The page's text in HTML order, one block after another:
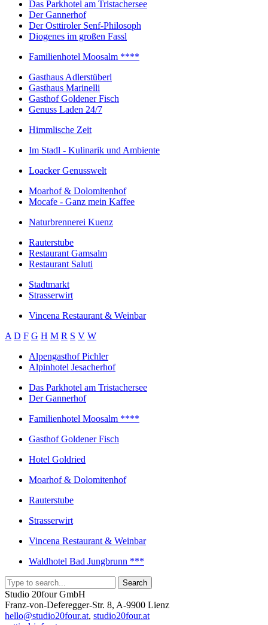
Das Parkhotel am Tristachersee
Der Gannerhof
Der Osttiroler Senf-Philosoph
Diogenes im großen Fassl
Familienhotel Moosalm ****
Gasthaus Adlerstüberl
Gasthaus Marinelli
Gasthof Goldener Fisch
Genuss Laden 24/7
Himmlische Zeit
Im Stadl - Kulinarik und Ambiente
Loacker Genusswelt
Moarhof & Dolomitenhof
Mocafe - Ganz mein Kaffee
Naturbrennerei Kuenz
Rauterstube
Restaurant Gamsalm
Restaurant Saluti
Stadtmarkt
Strasserwirt
Vincena Restaurant & Weinbar
A D F G H M R S V W
Alpengasthof Pichler
Alpinhotel Jesacherhof
Das Parkhotel am Tristachersee
Der Gannerhof
Familienhotel Moosalm ****
Gasthof Goldener Fisch
Hotel Goldried
Moarhof & Dolomitenhof
Rauterstube
Strasserwirt
Vincena Restaurant & Weinbar
Waldhotel Bad Jungbrunn ***
Studio 20four GmbH
Franz-von-Deferegger-Str. 8, A-9900 Lienz
hello@studio20four.at, studio20four.at